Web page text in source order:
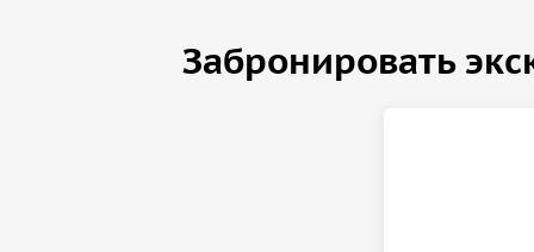
Забронировать